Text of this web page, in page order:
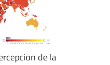
de la